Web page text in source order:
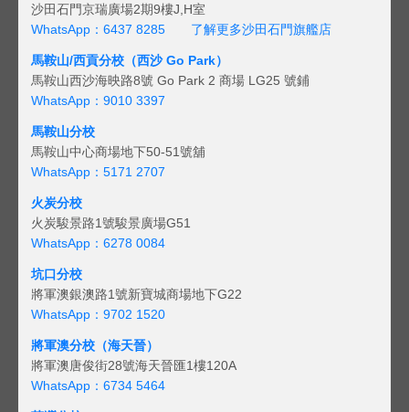
沙田石門京瑞廣場2期9樓J,H室
WhatsApp：6437 8285
了解更多沙田石門旗艦店
馬鞍山/西貢分校（西沙 Go Park）
馬鞍山西沙海映路8號 Go Park 2 商場 LG25 號鋪
WhatsApp：9010 3397
馬鞍山分校
馬鞍山中心商場地下50-51號舖
WhatsApp：5171 2707
火炭分校
火炭駿景路1號駿景廣場G51
WhatsApp：6278 0084
坑口分校
將軍澳銀澳路1號新寶城商場地下G22
WhatsApp：9702 1520
將軍澳分校（海天晉）
將軍澳唐俊街28號海天晉匯1樓120A
WhatsApp：6734 5464